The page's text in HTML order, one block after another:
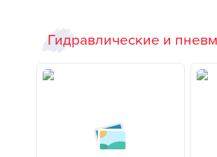
Гидравлические и